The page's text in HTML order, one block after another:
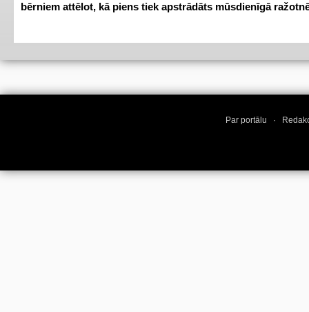
bērniem attēlot, kā piens tiek apstrādāts mūsdienīgā
Par portālu ·